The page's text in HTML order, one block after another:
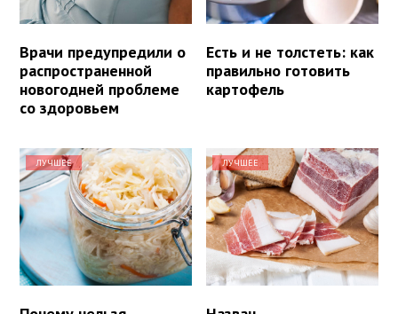
Врачи предупредили о
распространенной
новогодней проблеме
со здоровьем
Есть и не толстеть: как
правильно готовить
картофель
ЛУЧШЕЕ ЛУЧШЕЕ